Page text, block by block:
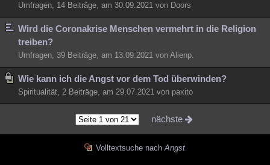
Umfragen, 14 Beiträge, am 30.09.2021 von Doors
Wird die Coronakrise Menschen vermehrt in die Religion
treiben?
Umfragen, 39 Beiträge, am 13.09.2021 von Alienp.
Wie kann ich die Angst vor dem Tod überwinden?
Spiritualität, 2 Beiträge, am 29.07.2021 von paxito
nächste
Volltextsuche nachAngst